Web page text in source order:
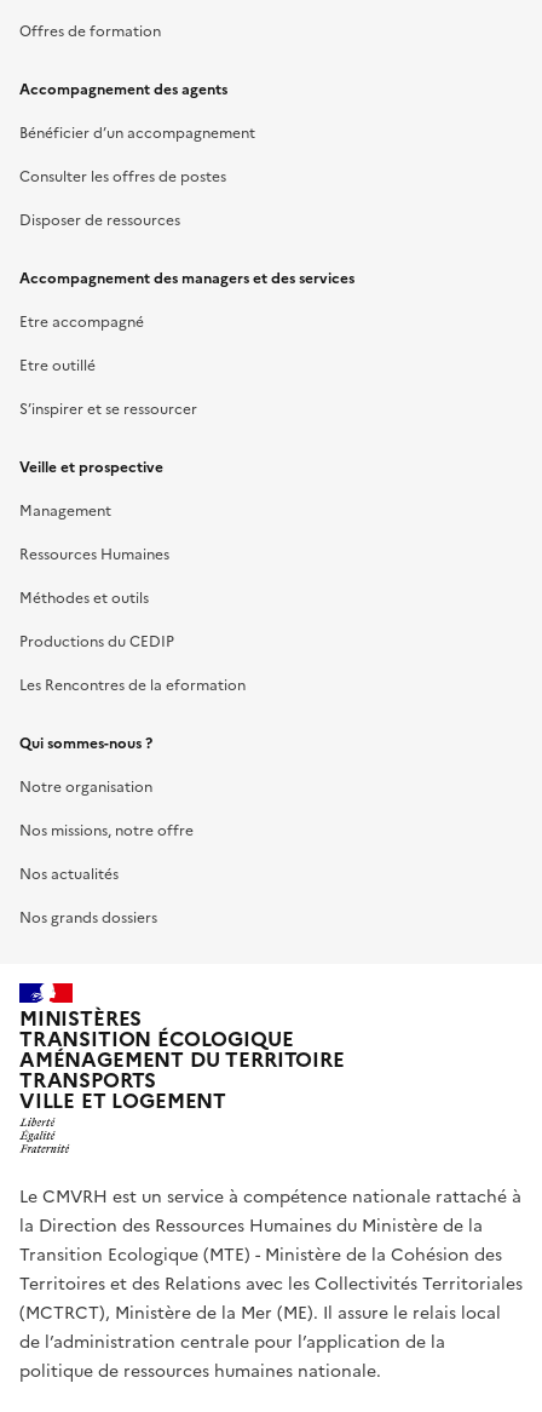
Offres de formation
Accompagnement des agents
Bénéficier d’un accompagnement
Consulter les offres de postes
Disposer de ressources
Accompagnement des managers et des services
Etre accompagné
Etre outillé
S’inspirer et se ressourcer
Veille et prospective
Management
Ressources Humaines
Méthodes et outils
Productions du CEDIP
Les Rencontres de la eformation
Qui sommes-nous ?
Notre organisation
Nos missions, notre offre
Nos actualités
Nos grands dossiers
MINISTÈRES
TRANSITION ÉCOLOGIQUE
AMÉNAGEMENT DU TERRITOIRE
TRANSPORTS
VILLE ET LOGEMENT
Le CMVRH est un service à compétence nationale rattaché à
la Direction des Ressources Humaines du Ministère de la
Transition Ecologique (MTE) - Ministère de la Cohésion des
Territoires et des Relations avec les Collectivités Territoriales
(MCTRCT), Ministère de la Mer (ME). Il assure le relais local
de l’administration centrale pour l’application de la
politique de ressources humaines nationale.